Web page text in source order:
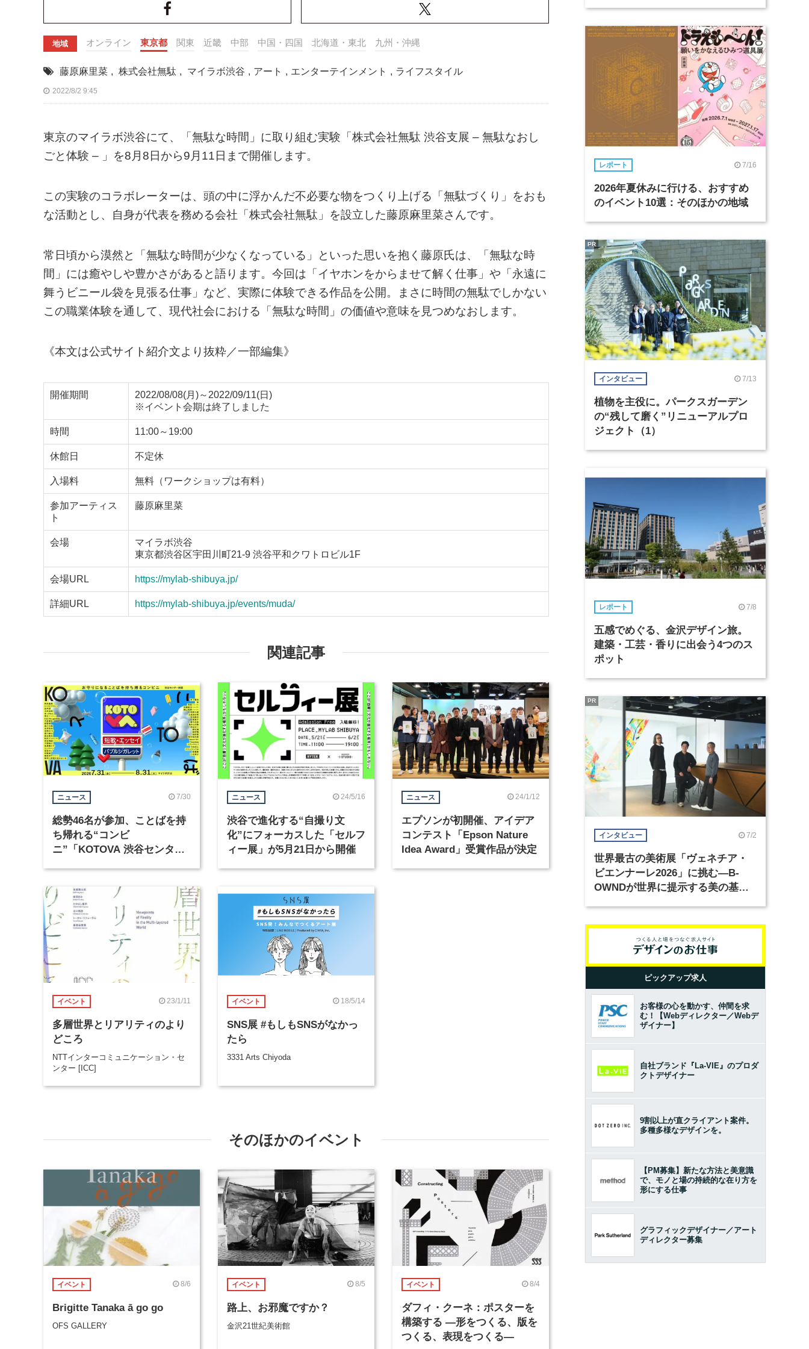
地域 オンライン 東京都 関東 近畿 中部 中国・四国 北海道・東北 九州・沖縄
藤原麻里菜 , 株式会社無駄 , マイラボ渋谷 , アート , エンターテインメント , ライフスタイル
2022/8/2 9:45
東京のマイラボ渋谷にて、「無駄な時間」に取り組む実験「株式会社無駄 渋谷支展 – 無駄なおし
ごと体験 – 」を8月8日から9月11日まで開催します。
この実験のコラボレーターは、頭の中に浮かんだ不必要な物をつくり上げる「無駄づくり」をおも
な活動とし、自身が代表を務める会社「株式会社無駄」を設立した藤原麻里菜さんです。
常日頃から漠然と「無駄な時間が少なくなっている」といった思いを抱く藤原氏は、「無駄な時
間」には癒やしや豊かさがあると語ります。今回は「イヤホンをからませて解く仕事」や「永遠に
舞うビニール袋を見張る仕事」など、実際に体験できる作品を公開。まさに時間の無駄でしかない
この職業体験を通して、現代社会における「無駄な時間」の価値や意味を見つめなおします。
《本文は公式サイト紹介文より抜粋／一部編集》
開催期間
2022/08/08(月)～2022/09/11(日)
※イベント会期は終了しました
時間 11:00～19:00
休館日 不定休
入場料 無料（ワークショップは有料）
参加アーティス
ト
藤原麻里菜
会場
マイラボ渋谷
東京都渋谷区宇田川町21-9 渋谷平和クワトロビル1F
会場URL https://mylab-shibuya.jp/
詳細URL https://mylab-shibuya.jp/events/muda/
関連記事
ニュース 7/30
総勢46名が参加、ことばを持
ち帰れる“コンビ
ニ”「KOTOVA 渋谷センター
ニュース 24/5/16
渋谷で進化する“自撮り文
化”にフォーカスした「セルフ
ィー展」が5月21日から開催
ニュース 24/1/12
エプソンが初開催、アイデア
コンテスト「Epson Nature
Idea Award」受賞作品が決定
イベント 23/1/11
多層世界とリアリティのより
どころ
NTTインターコミュニケーション・セ
ンター [ICC]
イベント 18/5/14
SNS展 #もしもSNSがなかっ
たら
3331 Arts Chiyoda
そのほかのイベント
イベント 8/6
Brigitte Tanaka ā go go
OFS GALLERY
イベント 8/5
路上、お邪魔ですか？
金沢21世紀美術館
イベント 8/4
ダフィ・クーネ：ポスターを
構築する ―形をつくる、版を
つくる、表現をつくる―
レポート 7/16
2026年夏休みに行ける、おすすめ
のイベント10選：そのほかの地域
インタビュー 7/13
植物を主役に。パークスガーデン
の“残して磨く”リニューアルプロ
ジェクト（1）
PR
レポート 7/8
五感でめぐる、金沢デザイン旅。
建築・工芸・香りに出会う4つのス
ポット
インタビュー 7/2
世界最古の美術展「ヴェネチア・
ビエンナーレ2026」に挑む―B-
OWNDが世界に提示する美の基準
PR
ピックアップ求人
お客様の心を動かす、仲間を求
む！【Webディレクター／Webデ
ザイナー】
自社ブランド『La-VIE』のプロダ
クトデザイナー
9割以上が直クライアント案件。
多種多様なデザインを。
【PM募集】新たな方法と美意識
で、モノと場の持続的な在り方を
形にする仕事
グラフィックデザイナー／アート
ディレクター募集